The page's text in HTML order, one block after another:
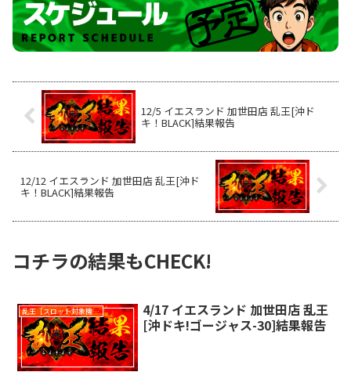
12/5 イエスランド 加世田店 乱王[沖ド
キ！BLACK]結果報告
12/12 イエスランド 加世田店 乱王[沖ド
キ！BLACK]結果報告
コチラの結果もCHECK!
乱王［スロット対象機種］
4/17 イエスランド 加世田店 乱王
[沖ドキ!ゴージャス-30]結果報告